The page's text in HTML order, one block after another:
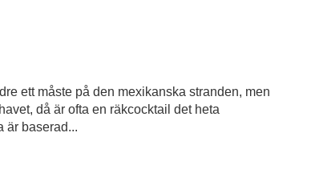
ett måste på den mexikanska stranden, men
då är ofta en räkcocktail det heta
är baserad...